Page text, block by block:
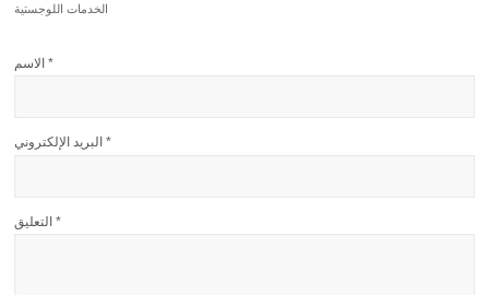
الخدمات اللوجستية
التعليق*
الاسم*
البريد الإلكتروني*